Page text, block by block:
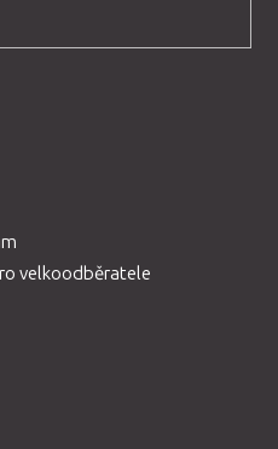
velkoodběratele